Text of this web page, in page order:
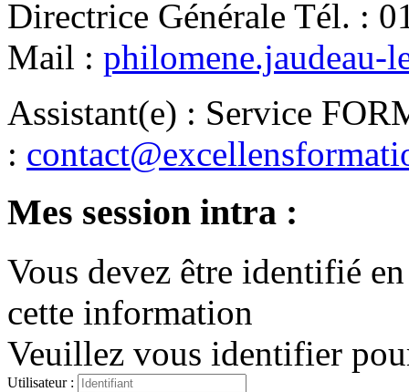
Directrice Générale Tél. :
Mail : philomene.jaudeau-
Assistant(e) : Service
:
Mes session intra :
Vous devez être identifié
cette information
Veuillez vous identifier
Utilisateur :